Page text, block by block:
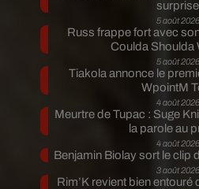
surprise
5 août 2026
Russ frappe fort avec
Coulda Shoulda
5 août 2026
Tiakola annonce le
WpointM
4 août 2026
Meurtre de Tupac : Suge
la parole au
4 août 2026
Benjamin Biolay sort le clip
3 août 2026
Rim’K revient bien